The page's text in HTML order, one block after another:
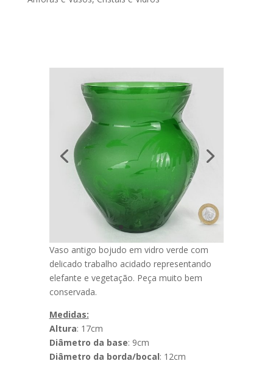
Vaso antigo bojudo em vidro verde com
delicado trabalho acidado representando
elefante e vegetação. Peça muito bem
conservada.
Medidas:
Altura: 17cm
Diâmetro da base: 9cm
Diâmetro da borda/bocal: 12cm